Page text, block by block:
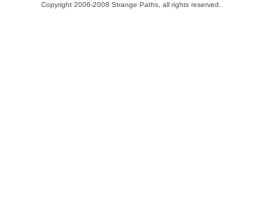
Copyright 2006-2008 Strange Paths, all rights reserved.